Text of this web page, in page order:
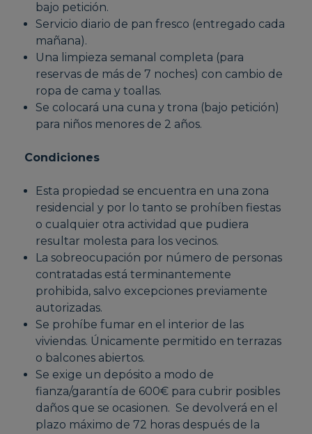
bajo petición.
Servicio diario de pan fresco (entregado cada
mañana).
Una limpieza semanal completa (para
reservas de más de 7 noches) con cambio de
ropa de cama y toallas.
Se colocará una cuna y trona (bajo petición)
para niños menores de 2 años.
Condiciones
Esta propiedad se encuentra en una zona
residencial y por lo tanto se prohíben fiestas
o cualquier otra actividad que pudiera
resultar molesta para los vecinos.
La sobreocupación por número de personas
contratadas está terminantemente
prohibida, salvo excepciones previamente
autorizadas.
Se prohíbe fumar en el interior de las
viviendas. Únicamente permitido en terrazas
o balcones abiertos.
Se exige un depósito a modo de
fianza/garantía de 600€ para cubrir posibles
daños que se ocasionen. Se devolverá en el
plazo máximo de 72 horas después de la